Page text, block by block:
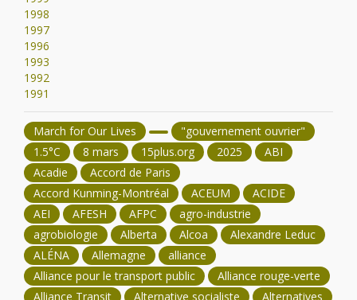
1998
1997
1996
1993
1992
1991
March for Our Lives
"gouvernement ouvrier"
1.5°C
8 mars 15plus.org 2025
ABI
Acadie
Accord de Paris
Accord Kunming-Montréal
ACEUM
ACIDE
AEI
AFESH AFPC
agro-industrie
agrobiologie
Alberta Alcoa
Alexandre Leduc
ALÉNA
Allemagne
alliance
Alliance pour le transport public
Alliance rouge-verte
Alliance Transit
Alternative socialiste Alternatives